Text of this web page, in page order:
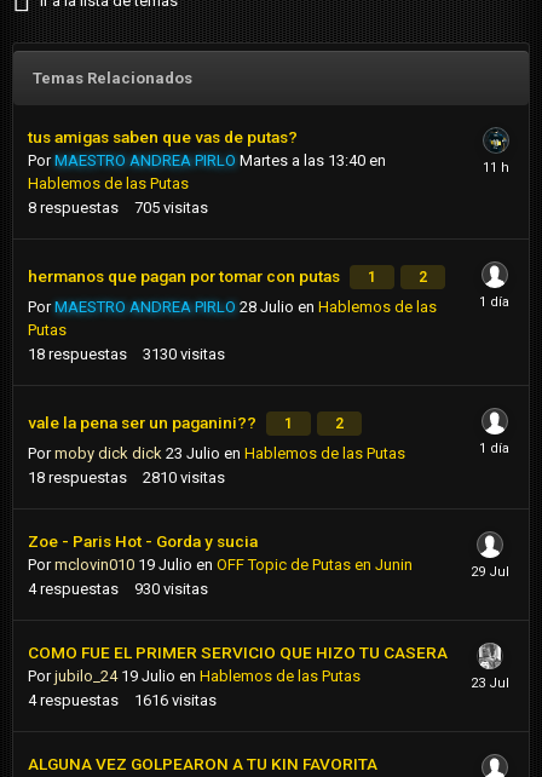
Temas Relacionados
tus amigas saben que vas de putas?
PorMAESTRO ANDREA PIRLO Martes a las 13:40 en
Hablemos de las Putas
8 respuestas 705 visitas
hermanos que pagan por tomar con putas 1 2
PorMAESTRO ANDREA PIRLO 28 Julio en Hablemos de las
Putas
18 respuestas 3130 visitas
vale la pena ser un paganini?? 1 2
Pormoby dick dick 23 Julio en Hablemos de las Putas
18 respuestas 2810 visitas
Zoe - Paris Hot - Gorda y sucia
Pormclovin010 19 Julio en OFF Topic de Putas en Junin
4 respuestas 930 visitas
COMO FUE EL PRIMER SERVICIO QUE HIZO TU CASERA
Porjubilo_24 19 Julio en Hablemos de las Putas
4 respuestas 1616 visitas
ALGUNA VEZ GOLPEARON A TU KIN FAVORITA